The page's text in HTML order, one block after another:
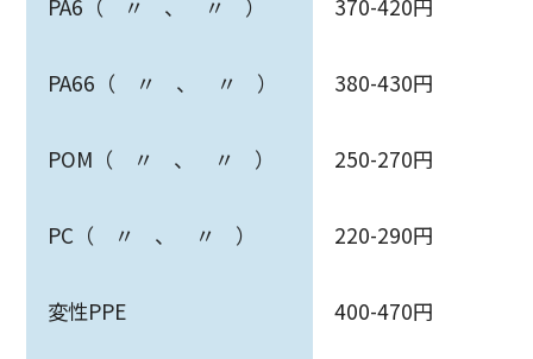
PA6（ 〃 、 〃 ） 370-420円
PA66（ 〃 、 〃 ） 380-430円
POM（ 〃 、 〃 ） 250-270円
PC（ 〃 、 〃 ） 220-290円
変性PPE 400-470円